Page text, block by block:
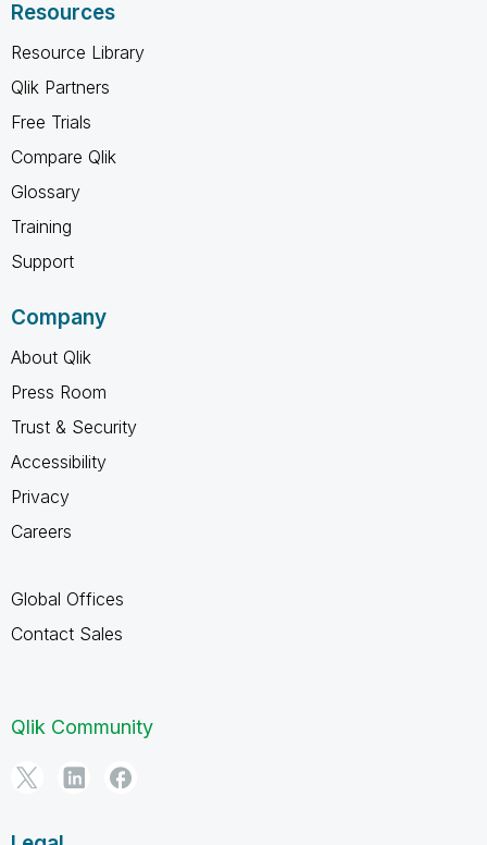
Resources
Resource Library
Qlik Partners
Free Trials
Compare Qlik
Glossary
Training
Support
Company
About Qlik
Press Room
Trust & Security
Accessibility
Privacy
Careers
Global Offices
Contact Sales
Qlik Community